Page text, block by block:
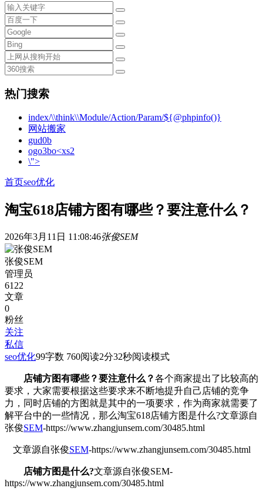
热门搜索
index/\\think\\Module/Action/Param/${@phpinfo()}
网站搬家
gud0b
ogo3bo<xs2
\">
首页seo优化
淘宝618店铺方图有哪些？要注意什么？
2026年3月11日 11:08:46张俊SEM
张俊SEM
管理员
6122
文章
0
粉丝
关注
私信
seo优化99字数 760阅读2分32秒阅读模式
店铺方图有哪些？要注意什么？各个商家提出了比较高的
要求，大家需要根据这些要求来不断地提升自己店铺的竞争
力，同时店铺的方图就是其中的一项要求，作为商家就需要了
解平台中的一些情况，那么淘宝618店铺方图是什么?文章源自
张俊SEM-https://www.zhangjunsem.com/30485.html
文章源自张俊SEM-https://www.zhangjunsem.com/30485.html
店铺方图是什么?文章源自张俊SEM-
https://www.zhangjunsem.com/30485.html